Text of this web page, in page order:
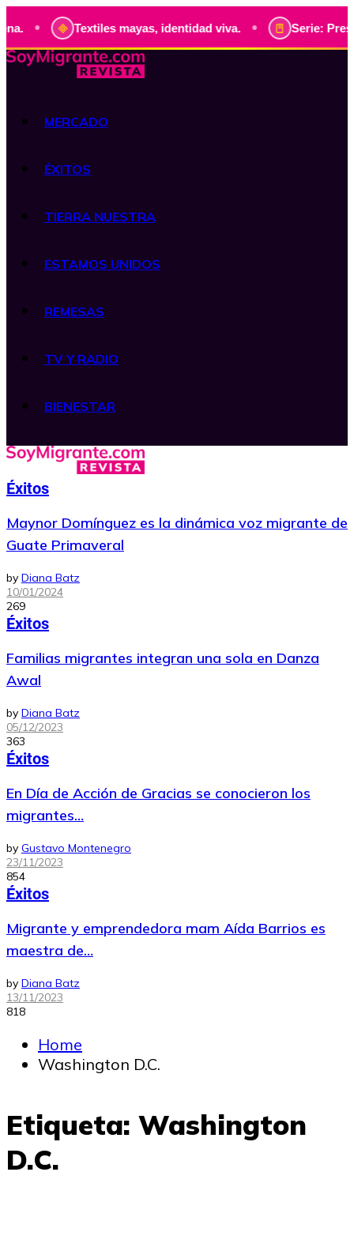
• Textiles mayas, identidad viva. • Serie:
MERCADO
ÉXITOS
TIERRA NUESTRA
ESTAMOS UNIDOS
REMESAS
TV Y RADIO
BIENESTAR
Éxitos
Maynor Domínguez es la dinámica voz migrante de
Guate Primaveral
by Diana Batz
10/01/2024
269
Éxitos
Familias migrantes integran una sola en Danza
Awal
by Diana Batz
05/12/2023
363
Éxitos
En Día de Acción de Gracias se conocieron los
migrantes…
by Gustavo Montenegro
23/11/2023
854
Éxitos
Migrante y emprendedora mam Aída Barrios es
maestra de…
by Diana Batz
13/11/2023
818
Home
Washington D.C.
Etiqueta: Washington
D.C.